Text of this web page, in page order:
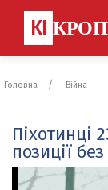
КІ
Головна Війна
Піхотинці
позиції